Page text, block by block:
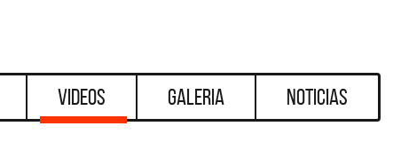
Videos Galeria Noticias
DESTACADOS DESTACADOS